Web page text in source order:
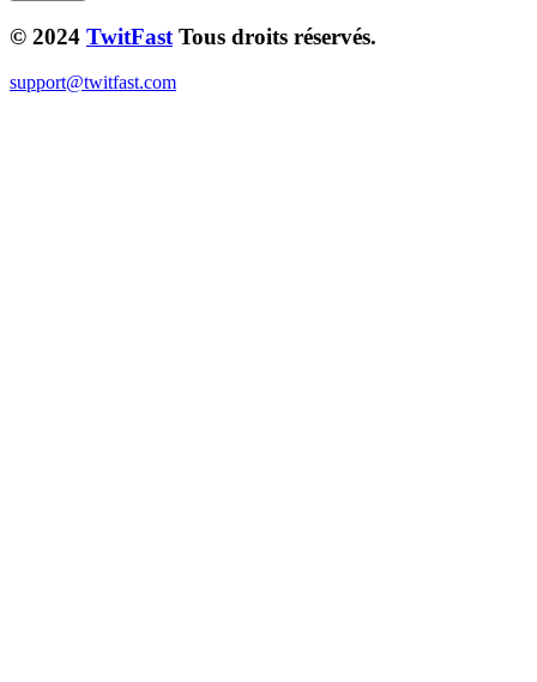
© 2024 TwitFast Tous droits réservés.
support@twitfast.com